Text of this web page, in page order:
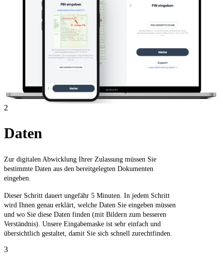
2
Daten
Zur digitalen Abwicklung Ihrer Zulassung müssen Sie
bestimmte Daten aus den bereitgelegten Dokumenten
eingeben.
Dieser Schritt dauert ungefähr 5 Minuten. In jedem Schritt
wird Ihnen genau erklärt, welche Daten Sie eingeben müssen
und wo Sie diese Daten finden (mit Bildern zum besseren
Verständnis). Unsere Eingabemaske ist sehr einfach und
übersichtlich gestaltet, damit Sie sich schnell zurechtfinden.
3